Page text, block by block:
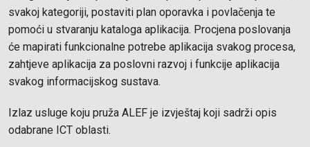
svakoj kategoriji, postaviti plan oporavka i povlačenja te
pomoći u stvaranju kataloga aplikacija. Procjena poslovanja
će mapirati funkcionalne potrebe aplikacija svakog procesa,
zahtjeve aplikacija za poslovni razvoj i funkcije aplikacija
svakog informacijskog sustava.
Izlaz usluge koju pruža ALEF je izvještaj koji sadrži opis
odabrane ICT oblasti.